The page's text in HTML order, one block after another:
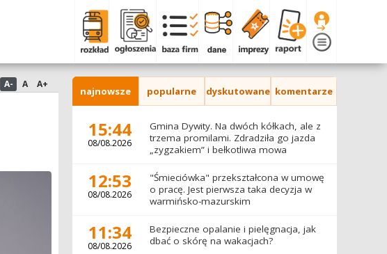
A- A A+
najnowsze popularne dyskutowane komentarze
15:44
08/08.2026
Gmina Dywity. Na dwóch kółkach, ale z
trzema promilami. Zdradziła go jazda
„zygzakiem” i bełkotliwa mowa
12:53
08/08.2026
"Śmieciówka" przekształcona w umowę
o pracę. Jest pierwsza taka decyzja w
warmińsko-mazurskim
11:34
08/08.2026
Bezpieczne opalanie i pielęgnacja, jak
dbać o skórę na wakacjach?